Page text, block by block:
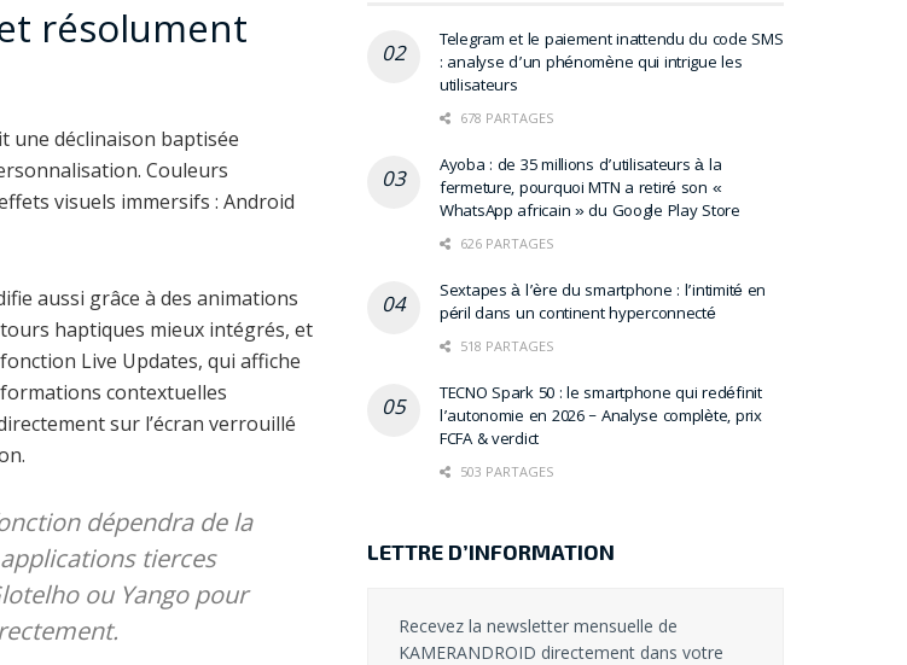
résolument
une déclinaison baptisée
Couleurs
visuels immersifs : Android
aussi grâce à des animations
haptiques mieux intégrés, et
Live Updates, qui affiche
contextuelles
sur l’écran verrouillé
dépendra de la
tierces
ou Yango pour
Telegram et le paiement inattendu du code SMS
: analyse d’un phénomène qui intrigue les
utilisateurs
678 PARTAGES
Ayoba : de 35 millions d’utilisateurs à la
fermeture, pourquoi MTN a retiré son «
WhatsApp africain » du Google Play Store
626 PARTAGES
Sextapes à l’ère du smartphone : l’intimité en
péril dans un continent hyperconnecté
518 PARTAGES
TECNO Spark 50 : le smartphone qui redéfinit
l’autonomie en 2026 – Analyse complète, prix
FCFA & verdict
503 PARTAGES
LETTRE D’INFORMATION
Recevez la newsletter mensuelle de
KAMERANDROID directement dans votre